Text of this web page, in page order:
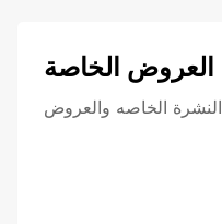
العروض الخاصة
الخاصه والعروض